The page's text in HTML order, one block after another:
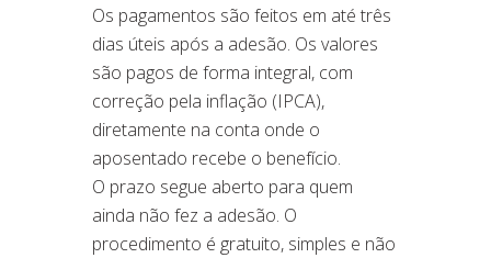
Os pagamentos são feitos em até três
dias úteis após a adesão. Os valores
são pagos de forma integral, com
correção pela inflação (IPCA),
diretamente na conta onde o
aposentado recebe o benefício.
O prazo segue aberto para quem
ainda não fez a adesão. O
procedimento é gratuito, simples e não